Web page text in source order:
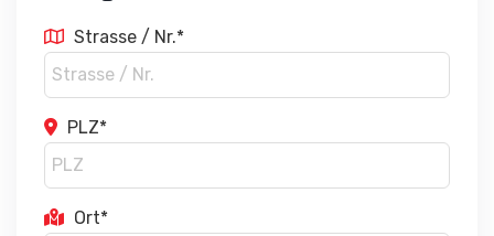
Strasse / Nr.*
PLZ*
Ort*